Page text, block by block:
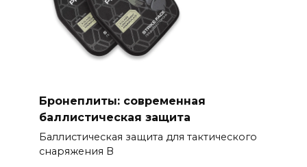
Бронеплиты: современная
баллистическая защита
Баллистическая защита для тактического
снаряжения В